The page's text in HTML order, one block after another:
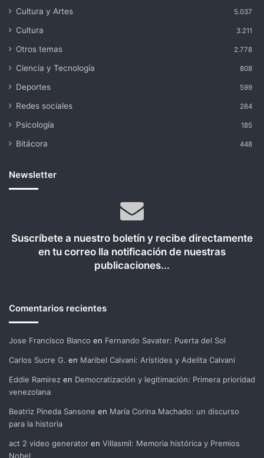
Cultura y Artes 5.037
Cultura 3.211
Otros temas 2.778
Ciencia y Tecnología 808
Deportes 599
Redes sociales 264
Psicología 185
Bitácora 448
Newsletter
Suscríbete a nuestro boletín y recibe directamente
en tu correo lla notificación de nuestras
publicaciones...
Comentarios recientes
Jose Francisco Blanco en Fernando Savater: Puerta del Sol
Carlos Sucre G. en Maribel Calvani: Arístides y Adelita Calvani
Eddie Ramirez en Democratización y legitimación: Primera prioridad
venezolana
Beatriz Pineda Sansone en María Corina Machado: un discurso
para la historia
act 2 video generator en Villasmil: Memoria histórica y Premios
Nobel